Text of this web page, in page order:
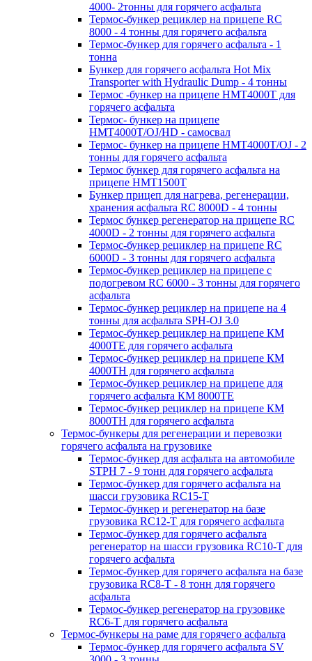
4000- 2тонны для горячего асфальта
Термос-бункер рециклер на прицепе RC
8000 - 4 тонны для горячего асфальта
Термос-бункер для горячего асфальта - 1
тонна
Бункер для горячего асфальта Hot Mix
Transporter with Hydraulic Dump - 4 тонны
Термос -бункер на прицепе HMT4000T для
горячего асфальта
Термос- бункер на прицепе
HMT4000T/OJ/HD - самосвал
Термос- бункер на прицепе HMT4000T/OJ - 2
тонны для горячего асфальта
Термос бункер для горячего асфальта на
прицепе HMT1500T
Бункер прицеп для нагрева, регенерации,
хранения асфальта RC 8000D - 4 тонны
Термос бункер регенератор на прицепе RC
4000D - 2 тонны для горячего асфальта
Термос-бункер рециклер на прицепе RC
6000D - 3 тонны для горячего асфальта
Термос-бункер рециклер на прицепе с
подогревом RC 6000 - 3 тонны для горячего
асфальта
Термос-бункер рециклер на прицепе на 4
тонны для асфальта SPH-OJ 3.0
Термос-бункер рециклер на прицепе КМ
4000ТЕ для горячего асфальта
Термос-бункер рециклер на прицепе КМ
4000ТН для горячего асфальта
Термос-бункер рециклер на прицепе для
горячего асфальта КМ 8000ТЕ
Термос-бункер рециклер на прицепе КМ
8000ТH для горячего асфальта
Термос-бункеры для регенерации и перевозки
горячего асфальта на грузовике
Термос-бункер для асфальта на автомобиле
STPH 7 - 9 тонн для горячего асфальта
Термос-бункер для горячего асфальта на
шасси грузовика RC15-T
Термос-бункер и регенератор на базе
грузовика RC12-T для горячего асфальта
Термос-бункер для горячего асфальта
регенератор на шасси грузовика RC10-T для
горячего асфальта
Термос-бункер для горячего асфальта на базе
грузовика RC8-T - 8 тонн для горячего
асфальта
Термос-бункер регенератор на грузовикe
RC6-T для горячего асфальта
Термос-бункеры на раме для горячего асфальта
Термос-бункер для горячего асфальта SV